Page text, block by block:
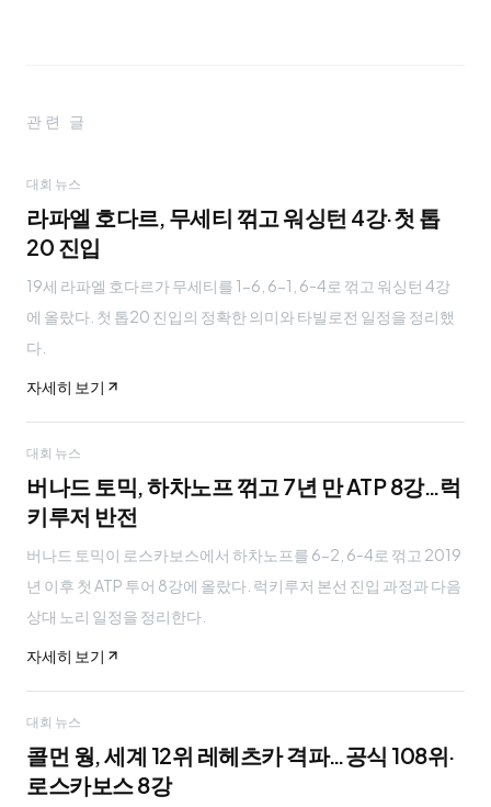
관련 글
대회 뉴스
라파엘 호다르, 무세티 꺾고 워싱턴 4강·첫 톱
20 진입
19세 라파엘 호다르가 무세티를 1-6, 6-1, 6-4로 꺾고 워싱턴 4강
에 올랐다. 첫 톱20 진입의 정확한 의미와 타빌로전 일정을 정리했
다.
자세히 보기
대회 뉴스
버나드 토믹, 하차노프 꺾고 7년 만 ATP 8강…럭
키루저 반전
버나드 토믹이 로스카보스에서 하차노프를 6-2, 6-4로 꺾고 2019
년 이후 첫 ATP 투어 8강에 올랐다. 럭키루저 본선 진입 과정과 다음
상대 노리 일정을 정리한다.
자세히 보기
대회 뉴스
콜먼 웡, 세계 12위 레헤츠카 격파…공식 108위·
로스카보스 8강